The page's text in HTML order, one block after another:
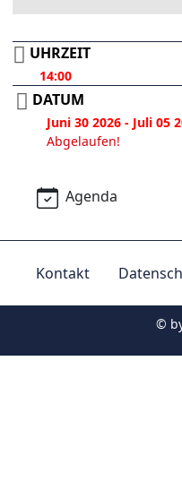
UHRZEIT
14:00
DATUM
Juni 30 2026 - Juli 05
Abgelaufen!
Agenda
Kontakt
©